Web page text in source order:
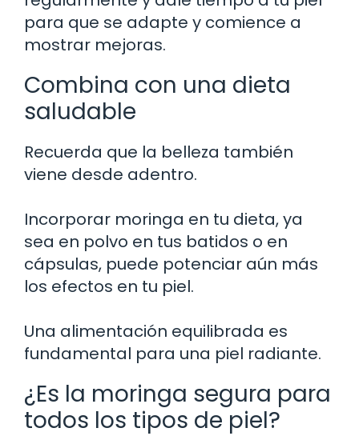
para que se adapte y comience a
mostrar mejoras.
Combina con una dieta
saludable
Recuerda que la belleza también
viene desde adentro.
Incorporar moringa en tu dieta, ya
sea en polvo en tus batidos o en
cápsulas, puede potenciar aún más
los efectos en tu piel.
Una alimentación equilibrada es
fundamental para una piel radiante.
¿Es la moringa segura para
todos los tipos de piel?